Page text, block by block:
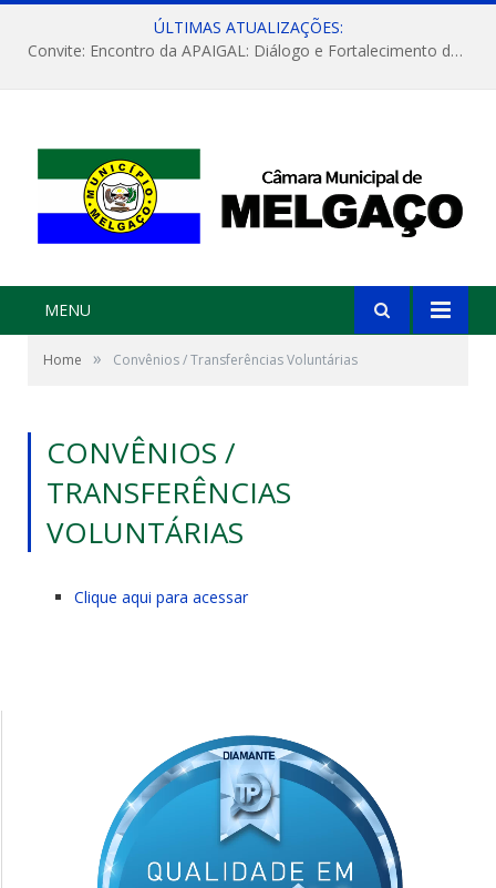
ÚLTIMAS ATUALIZAÇÕES:
Convite: Encontro da APAIGAL: Diálogo e Fortalecimento da Agricultura Familiar
MENU
Home » Convênios / Transferências Voluntárias
CONVÊNIOS /
TRANSFERÊNCIAS
VOLUNTÁRIAS
Clique aqui para acessar